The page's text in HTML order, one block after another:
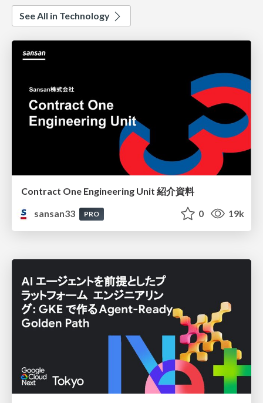
See All in Technology
Contract One Engineering Unit 紹介資料
sansan33
PRO 0 19k